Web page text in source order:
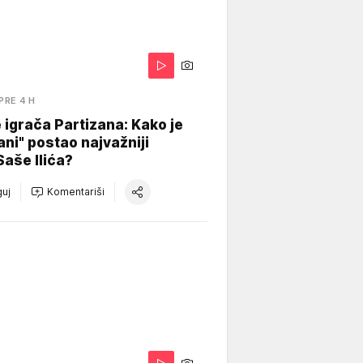
4 H
igrača Partizana: Kako je
postao najvažniji
Ilića?
Komentariši